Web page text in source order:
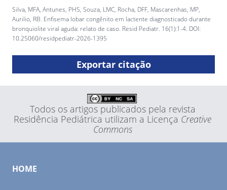
Silva, MFA, Antunes, PHS, Souza, LMC, Rocha, DFF, Mascarenhas, MP,
Aurilio, RB. Enfisema lobar congênito em lactente diagnosticado durante
bronquiolite viral aguda: relato de caso. Resid Pediatr. 16(1):1-4. DOI:
10.25060/residpediatr-2026-1395
Exportar citação
Todos os artigos publicados pela revista
Residência Pediátrica utilizam a Licença Creative
Commons
HOME